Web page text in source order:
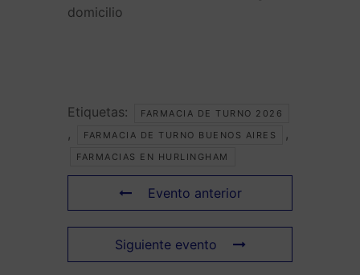
domicilio
Etiquetas: FARMACIA DE TURNO 2026
, FARMACIA DE TURNO BUENOS AIRES ,
FARMACIAS EN HURLINGHAM
Evento anterior
Siguiente evento